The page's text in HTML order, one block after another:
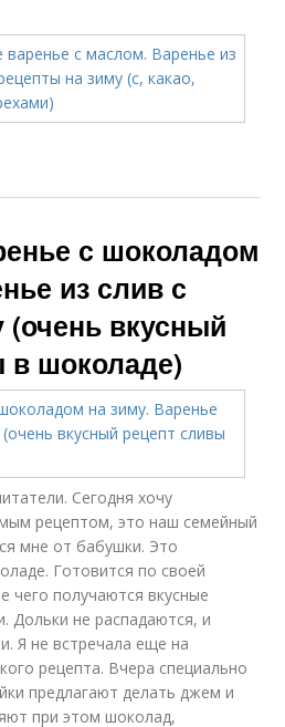
с шоколадом
из слив с
(очень вкусный
в шоколаде)
Сегодня хочу
рецептом, это наш семейный
мне от бабушки. Это
Готовится по своей
чего получаются вкусные
Дольки не распадаются, и
Я не встречала еще на
рецепта. Вчера специально
предлагают делать джем и
при этом шоколад,